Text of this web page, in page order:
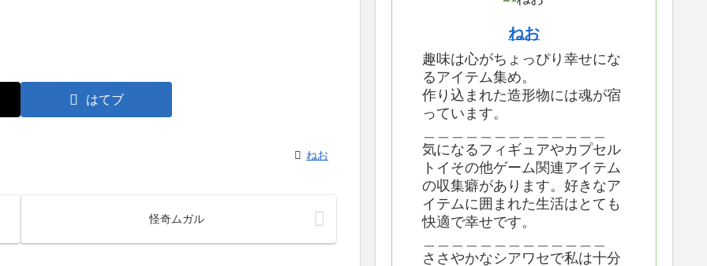
はてブ
ねお
怪奇ムガル
ねお
趣味は心がちょっぴり幸せにな
るアイテム集め。
作り込まれた造形物には魂が宿
っています。
気になるフィギュアやカプセル
トイその他ゲーム関連アイテム
の収集癖があります。好きなア
イテムに囲まれた生活はとても
快適で幸せです。
ささやかなシアワセで私は十分